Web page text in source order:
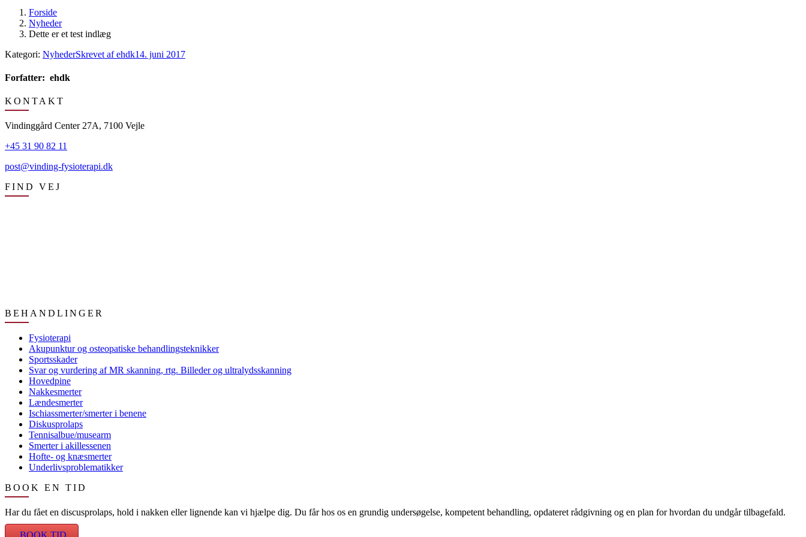
Forside
Nyheder
Dette er et test indlæg
Kategori: NyhederSkrevet afehdk14. juni 2017
Forfatter: ehdk
Post
navigation
KONTAKT
Vindinggård Center 27A, 7100 Vejle
+45 31 90 82 11
post@vinding-fysioterapi.dk
FIND VEJ
BEHANDLINGER
Fysioterapi
Akupunktur og osteopatiske behandlingsteknikker
Sportsskader
Svar og vurdering af MR skanning, rtg. Billeder og ultralydsskanning
Hovedpine
Nakkesmerter
Lændesmerter
Ischiassmerter/smerter i benene
Diskusprolaps
Tennisalbue/musearm
Smerter i akillessenen
Hofte- og knæsmerter
Underlivsproblematikker
BOOK EN TID
Har du fået en discusprolaps, hold i nakken eller lignende kan vi hjælpe dig. Du får hos os en grundig undersøgelse, kompetent behandling, opdateret rådgivning og en plan for hvordan du undgår tilbagefald.